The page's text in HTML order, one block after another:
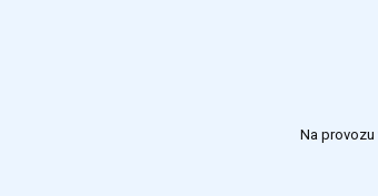
Na provozu